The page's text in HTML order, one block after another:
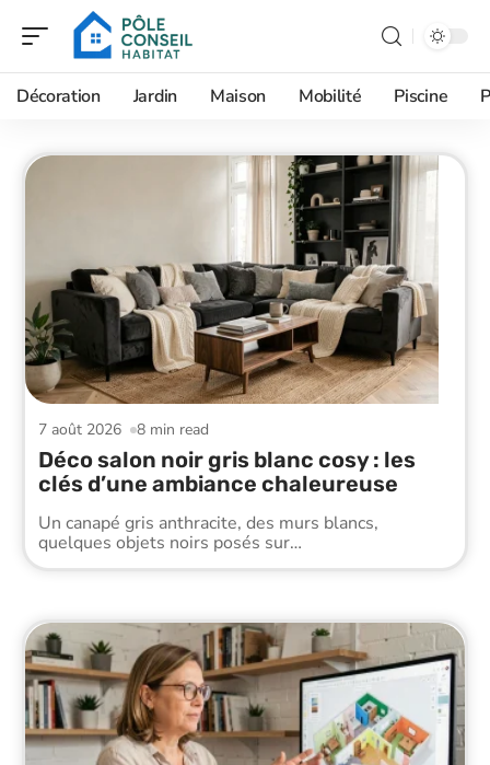
Décoration Jardin Maison Mobilité Piscine
8 min read
7 août 2026
Déco salon noir gris blanc cosy : les
clés d’une ambiance chaleureuse
Un canapé gris anthracite, des murs blancs,
quelques objets noirs posés sur…